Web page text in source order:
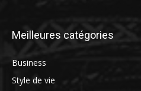
Meilleures catégories
Business
Style de vie